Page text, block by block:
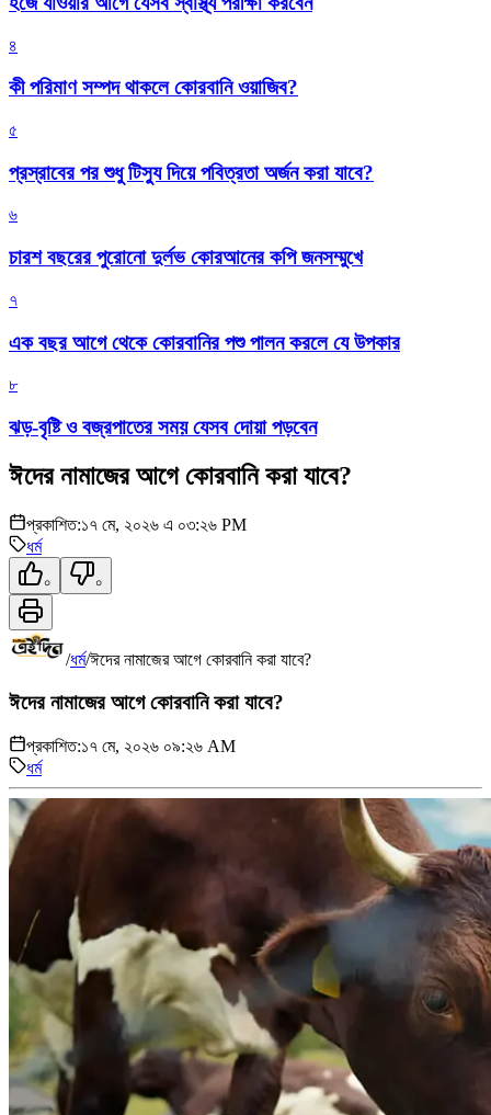
৪
কী পরিমাণ সম্পদ থাকলে কোরবানি ওয়াজিব?
৫
প্রস্রাবের পর শুধু টিস্যু দিয়ে পবিত্রতা অর্জন করা যাবে?
৬
চারশ বছরের পুরোনো দুর্লভ কোরআনের কপি জনসম্মুখে
৭
এক বছর আগে থেকে কোরবানির পশু পালন করলে যে উপকার
৮
ঝড়-বৃষ্টি ও বজ্রপাতের সময় যেসব দোয়া পড়বেন
ঈদের নামাজের আগে কোরবানি করা যাবে?
প্রকাশিত:১৭ মে, ২০২৬ এ ০৩:২৬ PM
ধর্ম
০ ০
/ধর্ম/ঈদের নামাজের আগে কোরবানি করা যাবে?
ঈদের নামাজের আগে কোরবানি করা যাবে?
প্রকাশিত:১৭ মে, ২০২৬ ০৯:২৬ AM
ধর্ম